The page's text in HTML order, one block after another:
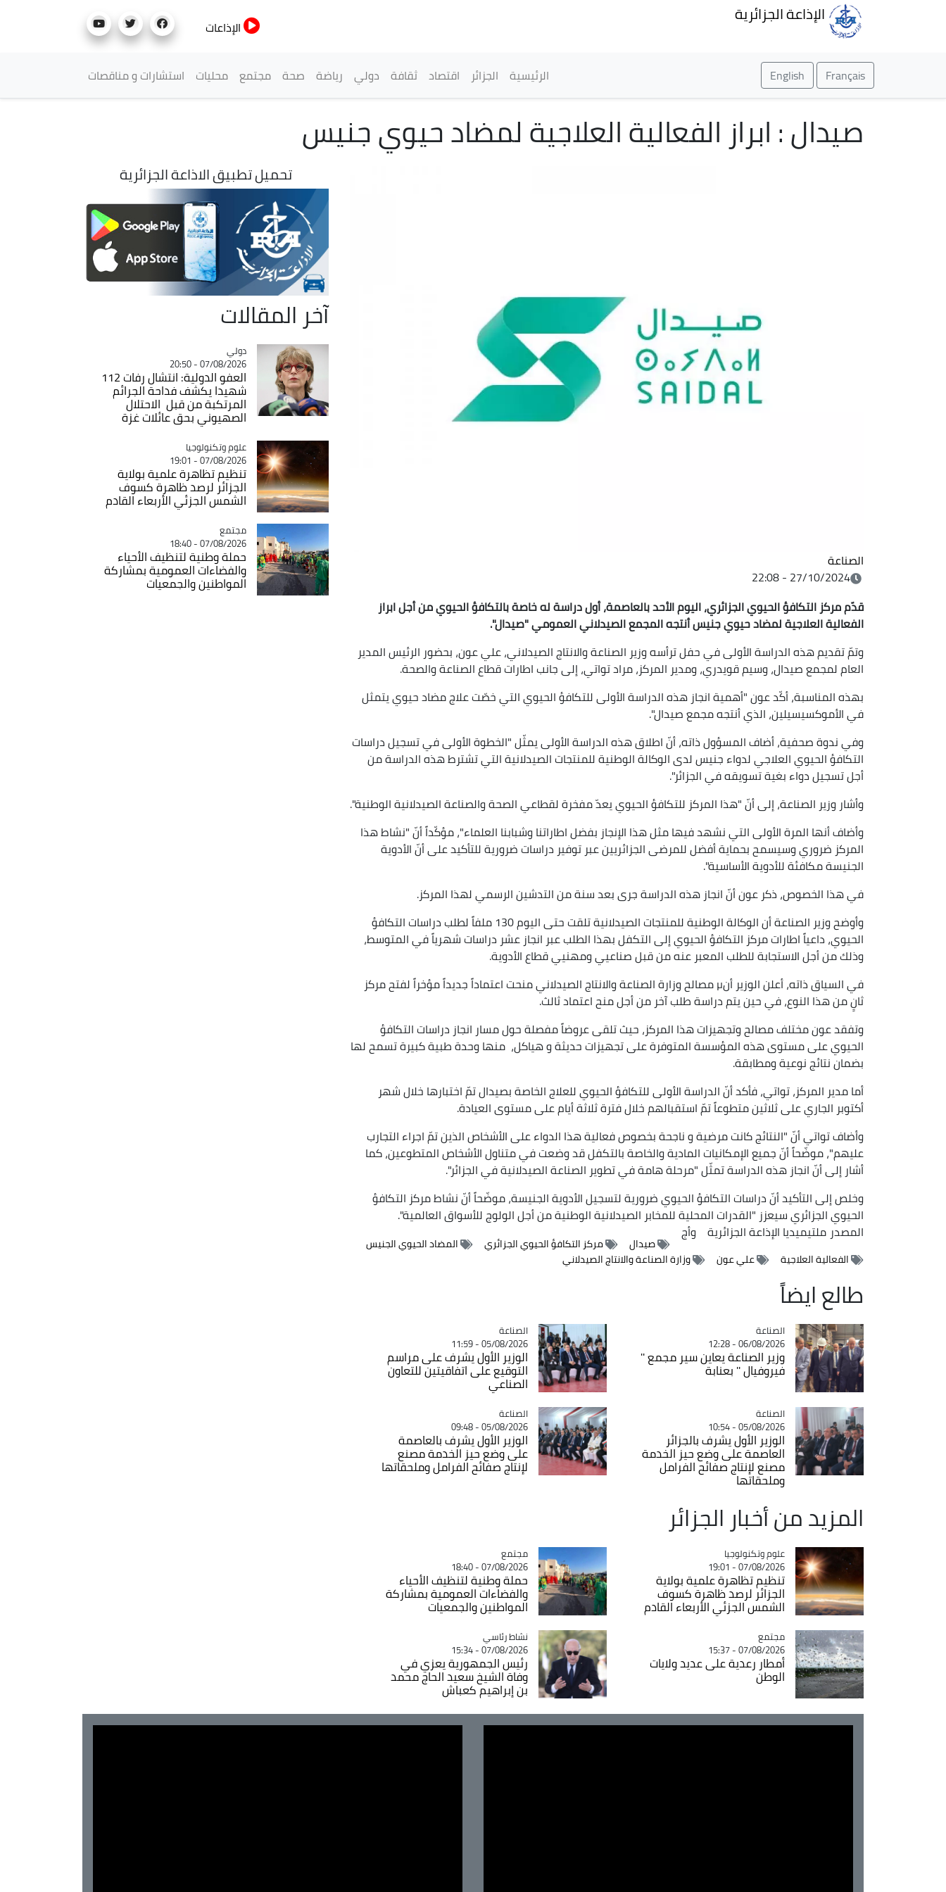
الإذاعة الجزائرية
الإذاعات
Français
English القائمة الرئيسية
الرئيسية الجزائر اقتصاد ثقافة دولي رياضة صحة مجتمع محليات استشارات و مناقصات
صيدال : ابراز الفعالية العلاجية لمضاد حيوي جنيس
الصناعة
27/10/2024 - 22:08
قدّم مركز التكافؤ الحيوي الجزائري، اليوم الأحد بالعاصمة، أول دراسة له خاصة بالتكافؤ الحيوي من أجل ابراز
الفعالية العلاجية لمضاد حيوي جنيس أنتجه المجمع الصيدلاني العمومي "صيدال".
وتمّ تقديم هذه الدراسة الأولى في حفل ترأسه وزير الصناعة والانتاج الصيدلاني، علي عون، بحضور الرئيس المدير
العام لمجمع صيدال، وسيم قويدري، ومدير المركز، مراد تواتي، إلى جانب اطارات قطاع الصناعة والصحة.
بهذه المناسبة، أكّد عون "أهمية انجاز هذه الدراسة الأولى للتكافؤ الحيوي التي خصّت علاج مضاد حيوي يتمثل
في الأموكسيسيلين، الذي أنتجه مجمع صيدال".
وفي ندوة صحفية، أضاف المسؤول ذاته، أنّ اطلاق هذه الدراسة الأولى يمثّل "الخطوة الأولى في تسجيل دراسات
التكافؤ الحيوي العلاجي لدواء جنيس لدى الوكالة الوطنية للمنتجات الصيدلانية التي تشترط هذه الدراسة من
أجل تسجيل دواء بغية تسويقه في الجزائر".
وأشار وزير الصناعة، إلى أنّ "هذا المركز للتكافؤ الحيوي يعدّ مفخرة لقطاعي الصحة والصناعة الصيدلانية الوطنية".
وأضاف أنها المرة الأولى التي نشهد فيها مثل هذا الإنجاز بفضل اطاراتنا وشبابنا العلماء"، مؤكّداً أنّ "نشاط هذا
المركز ضروري وسيسمح بحماية أفضل للمرضى الجزائريين عبر توفير دراسات ضرورية للتأكيد على أنّ الأدوية
الجنيسة مكافئة للأدوية الأساسية".
في هذا الخصوص، ذكر عون أنّ انجاز هذه الدراسة جرى بعد سنة من التدشين الرسمي لهذا المركز.
وأوضح وزير الصناعة أن الوكالة الوطنية للمنتجات الصيدلانية تلقت حتى اليوم 130 ملفاً لطلب دراسات التكافؤ
الحيوي، داعياً اطارات مركز التكافؤ الحيوي إلى التكفل بهذا الطلب عبر انجاز عشر دراسات شهرياً في المتوسط،
وذلك من أجل الاستجابة للطلب المعبر عنه من قبل صناعيي ومهنيي قطاع الأدوية.
في السياق ذاته، أعلن الوزير أنµ مصالح وزارة الصناعة والانتاج الصيدلاني منحت اعتماداً جديداً مؤخراً لفتح مركز
ثانٍ من هذا النوع، في حين يتم دراسة طلب آخر من أجل منح اعتماد ثالث.
وتفقد عون مختلف مصالح وتجهيزات هذا المركز، حيث تلقى عروضاً مفصلة حول مسار انجاز دراسات التكافؤ
الحيوي على مستوى هذه المؤسسة المتوفرة على تجهيزات حديثة و هياكل، منها وحدة طبية كبيرة تسمح لها
بضمان نتائج نوعية ومطابقة.
أما مدير المركز، تواتي، فأكد أنّ الدراسة الأولى للتكافؤ الحيوي للعلاج الخاصة بصيدال تمّ اختبارها خلال شهر
أكتوبر الجاري على ثلاثين متطوعاً تمّ استقبالهم خلال فترة ثلاثة أيام على مستوى العيادة.
وأضاف تواتي أنّ "النتائج كانت مرضية و ناجحة بخصوص فعالية هذا الدواء على الأشخاص الذين تمّ اجراء التجارب
عليهم"، موضّحاً أنّ جميع الإمكانيات المادية والخاصة بالتكفل قد وضعت في متناول الأشخاص المتطوعين، كما
أشار إلى أنّ انجاز هذه الدراسة تمثّل "مرحلة هامة في تطوير الصناعة الصيدلانية في الجزائر".
وخلص إلى التأكيد أنّ دراسات التكافؤ الحيوي ضرورية لتسجيل الأدوية الجنيسة، موضّحاً أنّ نشاط مركز التكافؤ
الحيوي الجزائري سيعزز "القدرات المحلية للمخابر الصيدلانية الوطنية من أجل الولوج للأسواق العالمية".
المصدر ملتيميديا الإذاعة الجزائرية وأج
صيدال مركز التكافؤ الحيوي الجزائري
المضاد الحيوي الجنيس
الفعالية العلاجية
علي عون وزارة الصناعة والانتاج الصيدلاني
طالع ايضاً
Catégorie
الصناعة
06/08/2026 - 12:28
وزير الصناعة يعاين سير مجمع ''
فيروفيال '' بعنابة
Catégorie
الصناعة
05/08/2026 - 11:59
الوزير الأول يشرف على مراسم
التوقيع على اتفاقيتين للتعاون
الصناعي
Catégorie
الصناعة
05/08/2026 - 10:54
الوزير الأول يشرف بالجزائر
العاصمة على وضع حيز الخدمة
مصنع لإنتاج صفائح الفرامل
وملحقاتها
Catégorie
الصناعة
05/08/2026 - 09:48
الوزير الأول يشرف بالعاصمة
على وضع حيز الخدمة مصنع
لإنتاج صفائح الفرامل وملحقاتها
المزيد من أخبار الجزائر
Catégorie
علوم وتكنولوجيا
07/08/2026 - 19:01
تنظيم تظاهرة علمية بولاية
الجزائر لرصد ظاهرة كسوف
الشمس الجزئي الأربعاء القادم
Catégorie
مجتمع
07/08/2026 - 18:40
حملة وطنية لتنظيف الأحياء
والفضاءات العمومية بمشاركة
المواطنين والجمعيات
Catégorie
مجتمع
07/08/2026 - 15:37
أمطار رعدية على عديد ولايات
الوطن
Catégorie
نشاط رئاسي
07/08/2026 - 15:34
رئيس الجمهورية يعزي في
وفاة الشيخ سعيد الحاج محمد
بن إبراهيم كعباش
تحميل تطبيق الاذاعة الجزائرية
آخر المقالات
Catégorie
دولي
07/08/2026 - 20:50
العفو الدولية: انتشال رفات 112
شهيدا يكشف فداحة الجرائم
المرتكبة من قبل الاحتلال
الصهيوني بحق عائلات غزة
Catégorie
علوم وتكنولوجيا
07/08/2026 - 19:01
تنظيم تظاهرة علمية بولاية
الجزائر لرصد ظاهرة كسوف
الشمس الجزئي الأربعاء القادم
Catégorie
مجتمع
07/08/2026 - 18:40
حملة وطنية لتنظيف الأحياء
والفضاءات العمومية بمشاركة
المواطنين والجمعيات